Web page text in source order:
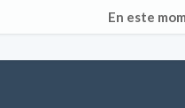
En este